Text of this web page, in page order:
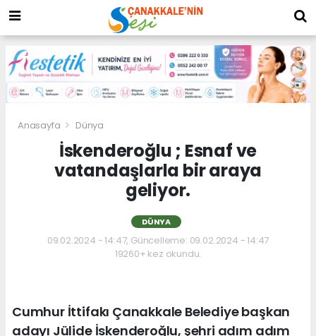
Anasayfa Dünya
İskenderoğlu ; Esnaf ve
vatandaşlarla bir araya
geliyor.
DÜNYA
09.02.2024 - 14:47, Güncelleme: 09.02.2024 - 14:47
19260+ kez okundu.
Cumhur İttifakı Çanakkale Belediye başkan
adayı Jülide İskenderoğlu, şehri adım adım